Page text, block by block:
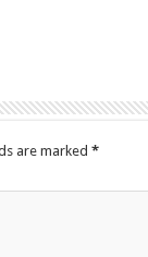
are marked *